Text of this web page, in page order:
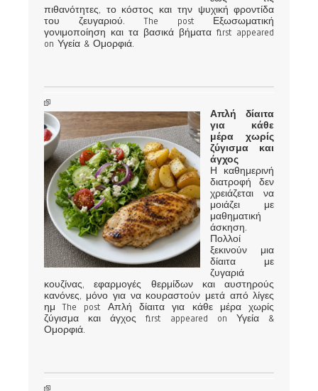
πιθανότητες, το κόστος και την ψυχική φροντίδα
του ζευγαριού. The post Εξωσωματική
γονιμοποίηση και τα βασικά βήματα first appeared
on Υγεία & Ομορφιά.
Απλή δίαιτα
για κάθε
μέρα χωρίς
ζύγισμα και
άγχος
Η καθημερινή
διατροφή δεν
χρειάζεται να
μοιάζει με
μαθηματική
άσκηση.
Πολλοί
ξεκινούν μια
δίαιτα με
ζυγαριά
κουζίνας, εφαρμογές θερμίδων και αυστηρούς
κανόνες, μόνο για να κουραστούν μετά από λίγες
ημ The post Απλή δίαιτα για κάθε μέρα χωρίς
ζύγισμα και άγχος first appeared on Υγεία &
Ομορφιά.